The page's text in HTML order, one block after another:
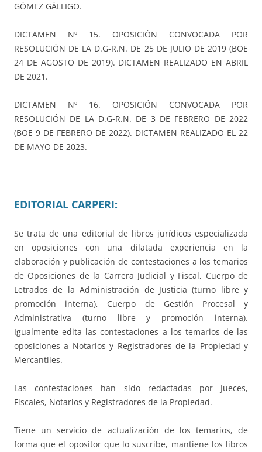
GÓMEZ GÁLLIGO.
DICTAMEN Nº 15. OPOSICIÓN CONVOCADA POR
RESOLUCIÓN DE LA D.G-R.N. DE 25 DE JULIO DE 2019 (BOE
24 DE AGOSTO DE 2019). DICTAMEN REALIZADO EN ABRIL
DE 2021.
DICTAMEN Nº 16. OPOSICIÓN CONVOCADA POR
RESOLUCIÓN DE LA D.G-R.N. DE 3 DE FEBRERO DE 2022
(BOE 9 DE FEBRERO DE 2022). DICTAMEN REALIZADO EL 22
DE MAYO DE 2023.
EDITORIAL CARPERI:
Se trata de una editorial de libros jurídicos especializada
en oposiciones con una dilatada experiencia en la
elaboración y publicación de contestaciones a los temarios
de Oposiciones de la Carrera Judicial y Fiscal, Cuerpo de
Letrados de la Administración de Justicia (turno libre y
promoción interna), Cuerpo de Gestión Procesal y
Administrativa (turno libre y promoción interna).
Igualmente edita las contestaciones a los temarios de las
oposiciones a Notarios y Registradores de la Propiedad y
Mercantiles.
Las contestaciones han sido redactadas por Jueces,
Fiscales, Notarios y Registradores de la Propiedad.
Tiene un servicio de actualización de los temarios, de
forma que el opositor que lo suscribe, mantiene los libros